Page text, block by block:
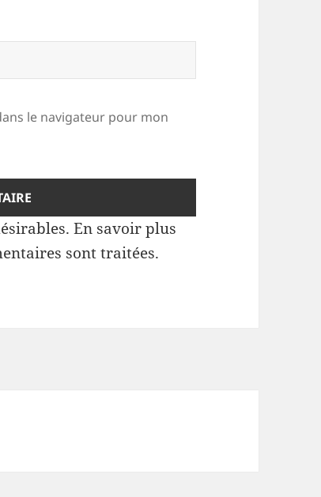
le navigateur pour mon
En savoir plus
sont traitées.